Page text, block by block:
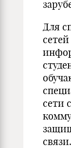
Для
сети
связи.